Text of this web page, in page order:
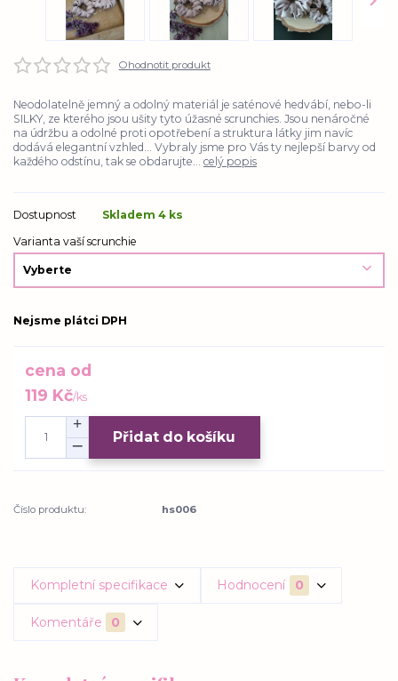
Ohodnotit produkt
Neodolatelně jemný a odolný materiál je saténové hedvábí, nebo-li
SILKY, ze kterého jsou ušity tyto úžasné scrunchies. Jsou nenáročné
na údržbu a odolné proti opotřebení a struktura látky jim navíc
dodává elegantní vzhled... Vybraly jsme pro Vás ty nejlepší barvy od
každého odstínu, tak se obdarujte... celý popis
Dostupnost
Skladem 4 ks
Varianta vaší scrunchie
Nejsme plátci DPH
cena od
119 Kč/ks
Přidat do košíku
Číslo produktu: hs006
Kompletní specifikace Hodnocení 0
Komentáře 0